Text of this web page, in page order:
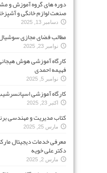
دوره های گروه آموزش و
صنعت لوازم خانگی و
دسامبر 13, 2025
مطالب فضای مجازی
نوامبر 23, 2025
کارگاه آموزشی هوش
فهیمه احمدی
نوامبر 5, 2025
کارگاه آموزشی
اکتبر 23, 2025
کتاب مدیریت و مهندسی
مارس 25, 2025
معرفی خدمات دیجیتال
دکتر علی خویه
مارس 2, 2025